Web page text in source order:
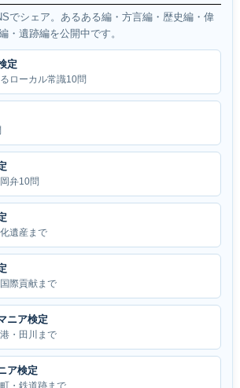
でシェア。あるある編・方言編・歴史編・偉
・遺跡編を公開中です。
定
ローカル常識10問
弁10問
遺産まで
際貢献まで
ニア検定
・田川まで
ア検定
・鉄道跡まで